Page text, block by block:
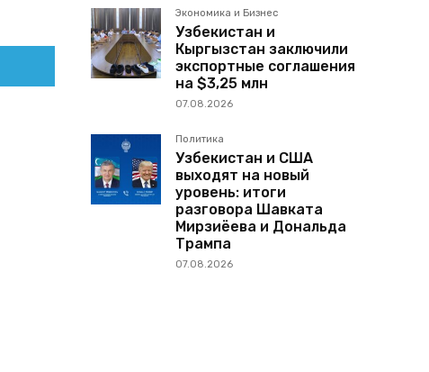
Экономика и Бизнес
Узбекистан и
Кыргызстан заключили
экспортные соглашения
на $3,25 млн
07.08.2026
Политика
Узбекистан и США
выходят на новый
уровень: итоги
разговора Шавката
Мирзиёева и Дональда
Трампа
07.08.2026